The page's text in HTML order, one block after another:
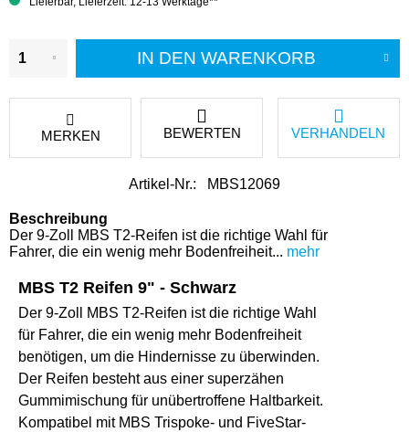
IN DEN WARENKORB
MERKEN BEWERTEN VERHANDELN
Artikel-Nr.: MBS12069
Beschreibung
Der 9-Zoll MBS T2-Reifen ist die richtige Wahl für
Fahrer, die ein wenig mehr Bodenfreiheit... mehr
MBS T2 Reifen 9" - Schwarz
Der 9-Zoll MBS T2-Reifen ist die richtige Wahl
für Fahrer, die ein wenig mehr Bodenfreiheit
benötigen, um die Hindernisse zu überwinden.
Der Reifen besteht aus einer superzähen
Gummimischung für unübertroffene Haltbarkeit.
Kompatibel mit MBS Trispoke- und FiveStar-